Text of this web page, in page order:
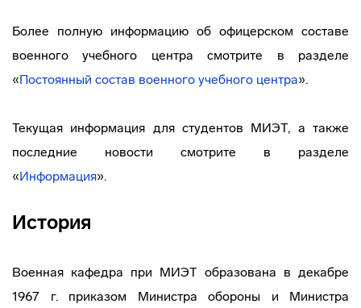
Более полную информацию об офицерском составе
военного учебного центра смотрите в разделе
«Постоянный состав военного учебного центра».
Текущая информация для студентов МИЭТ, а также
последние новости смотрите в разделе
«Информация».
История
Военная кафедра при МИЭТ образована в декабре
1967 г. приказом Министра обороны и Министра